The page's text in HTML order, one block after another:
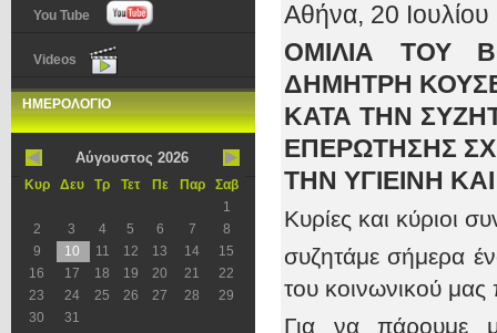
You Tube
Videos
ΗΜΕΡΟΛΟΓΙΟ
Αύγουστος 2026
Κυρ Δευ Τρ Τετ Πε Παρ
Σαβ
1
2
3 4 5 6 7
8
9
10 11 12 13 14
15
16
17 18 19 20 21
22
23
24 25 26 27 28
29
30
31
Αθήνα, 20
ΟΜΙΛΙΑ ΤΟΥ
ΔΗΜΗΤΡΗ
ΚΑΤΑ ΤΗΝ
ΕΠΕΡΩΤΗΣΗΣ
ΤΗΝ ΥΓΙΕΙΝΗ
Κυρίες και κύριοι
συζητάμε σήμερα
του κοινωνικού
Για να πάρουμε